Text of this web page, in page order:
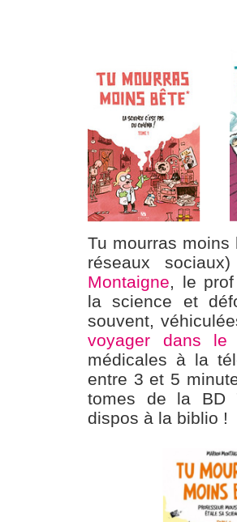
Tu mourras moins
réseaux
Montaigne, le prof
la science et
souvent,
voyager dans le
médicales à la
entre 3 et 5
tomes de la BD
dispos à la biblio !